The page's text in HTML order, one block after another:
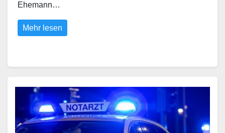
Ehemann…
Mehr lesen